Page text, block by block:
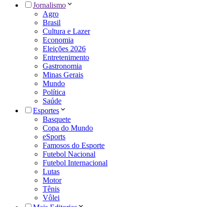
Jornalismo
Agro
Brasil
Cultura e Lazer
Economia
Eleições 2026
Entretenimento
Gastronomia
Minas Gerais
Mundo
Política
Saúde
Esportes
Basquete
Copa do Mundo
eSports
Famosos do Esporte
Futebol Nacional
Futebol Internacional
Lutas
Motor
Tênis
Vôlei